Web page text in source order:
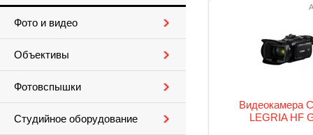
Фото и видео
Объективы
Фотовспышки
Студийное оборудование
Видеокамера
LEGRIA HF